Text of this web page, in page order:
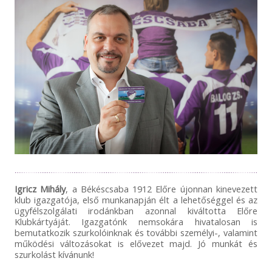
Igricz Mihály, a Békéscsaba 1912 Előre újonnan kinevezett
klub igazgatója, első munkanapján élt a lehetőséggel és az
ügyfélszolgálati irodánkban azonnal kiváltotta Előre
Klubkártyáját. Igazgatónk nemsokára hivatalosan is
bemutatkozik szurkolóinknak és további személyi-, valamint
működési változásokat is elővezet majd. Jó munkát és
szurkolást kívánunk!